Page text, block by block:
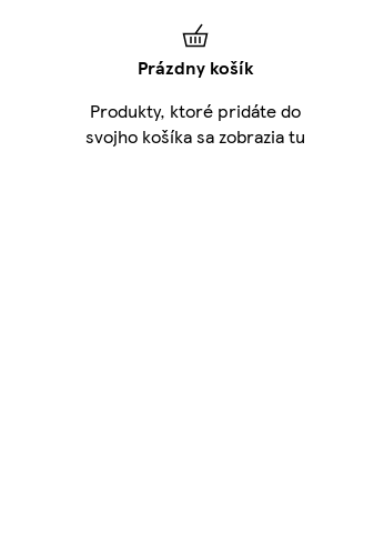
Prázdny košík
Produkty, ktoré pridáte do
svojho košíka sa zobrazia tu